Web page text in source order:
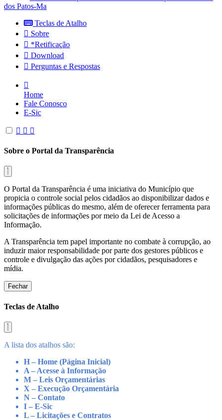
dos Patos-Ma
Teclas de Atalho
Sobre
*Retificação
Download
Perguntas e Respostas
Home
Fale Conosco
E-Sic
Sobre o Portal da Transparência
O Portal da Transparência é uma iniciativa do Município que
propicia o controle social pelos cidadãos ao disponibilizar dados e
informações públicas do mesmo, além de oferecer ferramenta para
solicitações de informações por meio da Lei de Acesso a
Informação.
A Transparência tem papel importante no combate à corrupção, ao
induzir maior responsabilidade por parte dos gestores públicos e
controle e divulgação das ações por cidadãos, pesquisadores e
mídia.
Fechar
Teclas de Atalho
A lista dos atalhos são:
H – Home (Página Inicial)
A – Acesse à Informação
M – Leis Orçamentárias
X – Execução Orçamentária
N – Contato
I – E-Sic
L – Licitações e Contratos